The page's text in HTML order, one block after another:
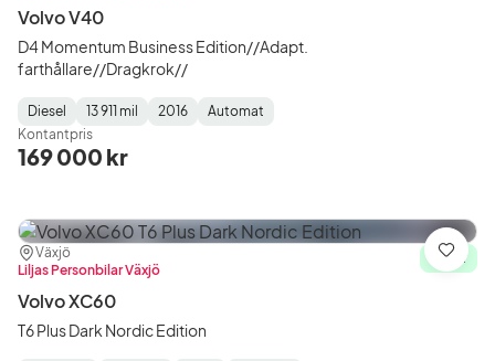
Volvo V40
D4 Momentum Business Edition//Adapt.
farthållare//Dragkrok//
Fuel
Type:
Diesel
Mätarställning:
13 911 mil
Model
Year:
2016
Gearbox
Type:
Automat
Kontantpris
169 000 kr
Plats:
Växjö
Återförsäljare:
Liljas Personbilar Växjö
I lager
Volvo XC60
T6 Plus Dark Nordic Edition
Spara